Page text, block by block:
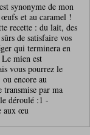
synonyme de mon
et au caramel !
recette : du lait, des
de satisfaire vos
qui terminera en
mien est
vous pourrez le
encore au
transmise par ma
déroulé :1 -
aux œu